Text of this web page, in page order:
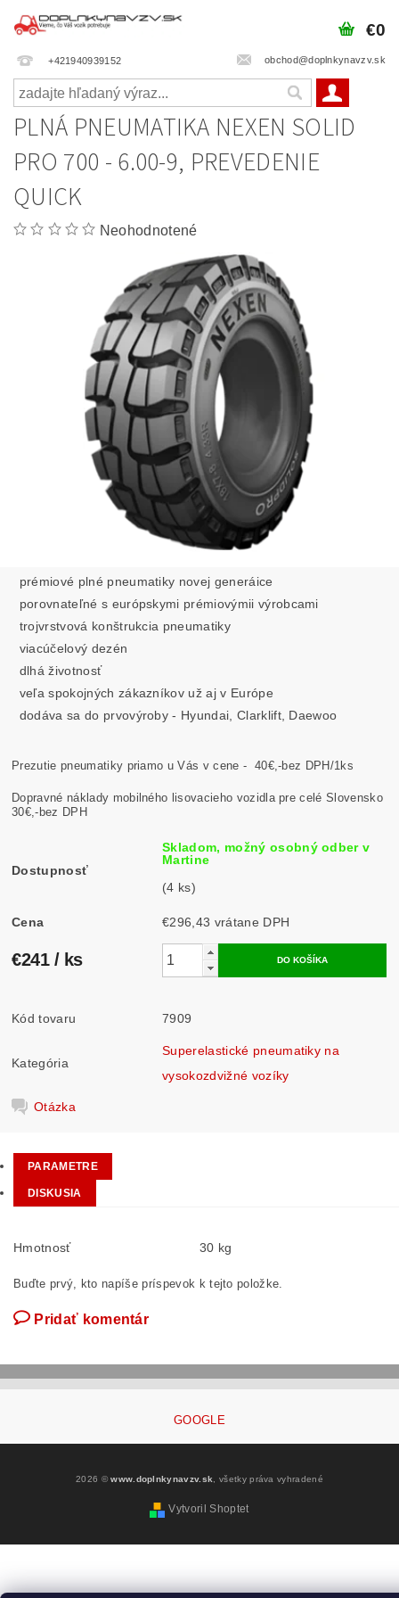
+421940939152 obchod@doplnkynavzv.sk
€0
PLNÁ PNEUMATIKA NEXEN SOLID
PRO 700 - 6.00-9, PREVEDENIE
QUICK
Neohodnotené
prémiové plné pneumatiky novej generáice
porovnateľné s európskymi prémiovýmii výrobcami
trojvrstvová konštrukcia pneumatiky
viacúčelový dezén
dlhá životnosť
veľa spokojných zákazníkov už aj v Európe
dodáva sa do prvovýroby - Hyundai, Clarklift, Daewoo
Prezutie pneumatiky priamo u Vás v cene - 40€,-bez DPH/1ks
Dopravné náklady mobilného lisovacieho vozidla pre celé Slovensko
30€,-bez DPH
Dostupnosť
Skladom, možný osobný odber v
Martine
(4 ks)
Cena €296,43 vrátane DPH
€241 / ks
Kód tovaru 7909
Kategória
Superelastické pneumatiky na
vysokozdvižné vozíky
Otázka
PARAMETRE
DISKUSIA
Hmotnosť 30 kg
Buďte prvý, kto napíše príspevok k tejto položke.
Pridať komentár
GOOGLE
2026 ©www.doplnkynavzv.sk , všetky práva vyhradené
Vytvoril Shoptet